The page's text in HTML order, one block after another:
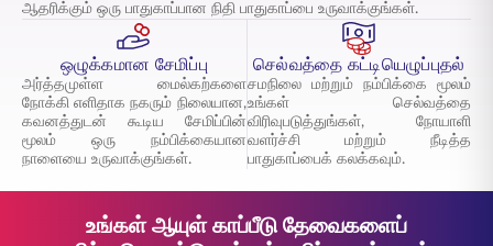
ஆதரிக்கும் ஒரு பாதுகாப்பான நிதி பாதுகாப்பை உருவாக்குங்கள்.
ஒழுக்கமான சேமிப்பு
அர்த்தமுள்ள மைல்கற்களை
நோக்கி எளிதாக நகரும் நிலையான,
கவனத்துடன் கூடிய சேமிப்பின்
மூலம் ஒரு நம்பிக்கையான
நாளையை உருவாக்குங்கள்.
செல்வத்தை கட்டியெழுப்புதல்
சமநிலை மற்றும் நம்பிக்கை மூலம்
உங்கள் செல்வத்தை
விரிவுபடுத்துங்கள், நோயாளி
வளர்ச்சி மற்றும் நீடித்த
பாதுகாப்பைக் கலக்கவும்.
உங்கள் ஆயுள் காப்பீடு தேவைகளைப்